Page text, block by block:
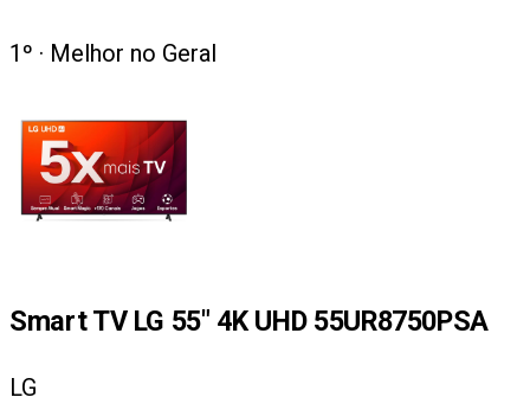
1 º · Melhor no Geral
Smart TV LG 55" 4K UHD 55UR8750PSA
LG